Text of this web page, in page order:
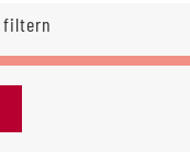
filtern